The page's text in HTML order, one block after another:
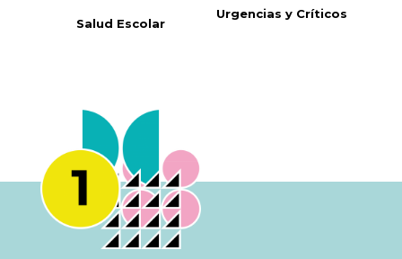
Salud Escolar
Urgencias y Críticos